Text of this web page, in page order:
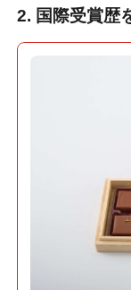
2. 国際受賞歴